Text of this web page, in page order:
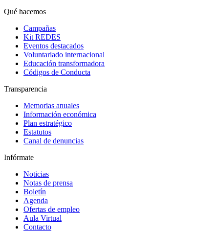
Qué hacemos
Campañas
Kit REDES
Eventos destacados
Voluntariado internacional
Educación transformadora
Códigos de Conducta
Transparencia
Memorias anuales
Información económica
Plan estratégico
Estatutos
Canal de denuncias
Infórmate
Noticias
Notas de prensa
Boletín
Agenda
Ofertas de empleo
Aula Virtual
Contacto